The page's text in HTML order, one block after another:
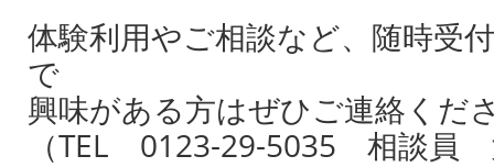
体験利用やご相談など、随時受
で
興味がある方はぜひご連絡くだ
（TEL 0123-29-5035 相談員